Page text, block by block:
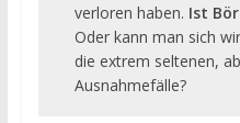
verloren haben. Ist
Oder kann man sich
die extrem seltenen,
Ausnahmefälle?